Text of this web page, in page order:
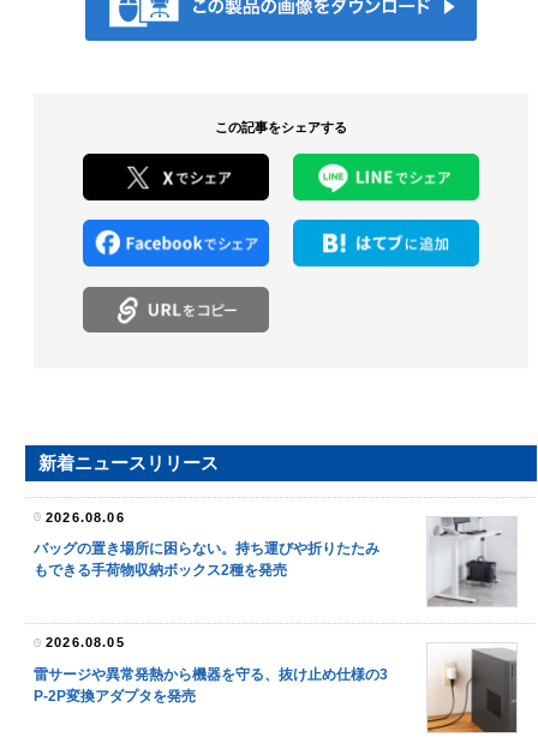
この記事をシェアする
新着ニュースリリース
2026.08.06
バッグの置き場所に困らない。持ち運びや折りたたみ
もできる手荷物収納ボックス2種を発売
2026.08.05
雷サージや異常発熱から機器を守る、抜け止め仕様の3
P-2P変換アダプタを発売